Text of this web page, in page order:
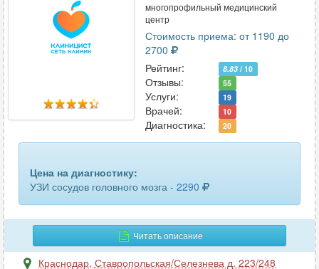
органов мошонки
паращитовидных желез 14
периферических лимфоузлов
плевральной полости
плечевого сплетения 2
плечевого сустава 26
многопрофильный медицинский
центр
Стоимость приема: от 1190 до
2700
Рейтинг:
8.83 / 10
Отзывы: 55
Услуги: 19
Врачей: 10
Диагностика: 20
Цена на диагностику:
УЗИ сосудов головного мозга - 2290
Читать описание
Краснодар, Ставропольская/Селезнева д. 223/248